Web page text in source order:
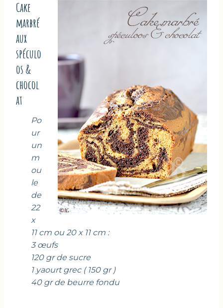
Cake
marbré
aux
spéculo
os &
chocol
at
Po
ur
un
m
ou
le
de
22
x
11 cm ou 20 x 11 cm :
3 œufs
120 gr de sucre
1 yaourt grec ( 150 gr )
40 gr de beurre fondu